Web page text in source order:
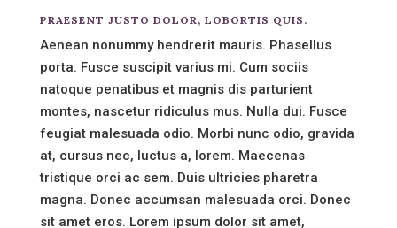
PRAESENT JUSTO DOLOR, LOBORTIS QUIS.
Aenean nonummy hendrerit mauris. Phasellus
porta. Fusce suscipit varius mi. Cum sociis
natoque penatibus et magnis dis parturient
montes, nascetur ridiculus mus. Nulla dui. Fusce
feugiat malesuada odio. Morbi nunc odio, gravida
at, cursus nec, luctus a, lorem. Maecenas
tristique orci ac sem. Duis ultricies pharetra
magna. Donec accumsan malesuada orci. Donec
sit amet eros. Lorem ipsum dolor sit amet,